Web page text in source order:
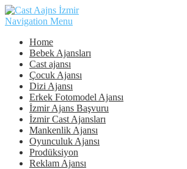
Navigation Menu
Home
Bebek Ajansları
Cast ajansı
Çocuk Ajansı
Dizi Ajansı
Erkek Fotomodel Ajansı
İzmir Ajans Başvuru
İzmir Cast Ajansları
Mankenlik Ajansı
Oyunculuk Ajansı
Prodüksiyon
Reklam Ajansı